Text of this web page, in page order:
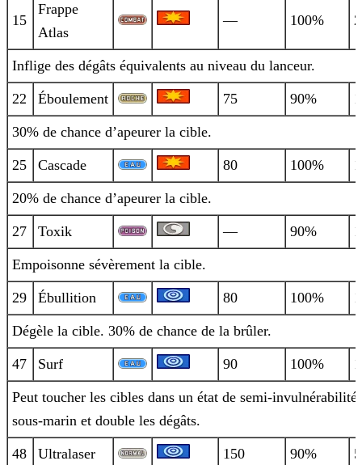
15
Frappe
Atlas
— 100%
Inflige des dégâts équivalents au niveau du lanceur.
22 Éboulement 75 90%
30% de chance d’apeurer la cible.
25 Cascade 80 100%
20% de chance d’apeurer la cible.
27 Toxik — 90%
Empoisonne sévèrement la cible.
29 Ébullition 80 100%
Dégèle la cible. 30% de chance de la brûler.
47 Surf 90 100%
Peut toucher les cibles dans un état de semi-invulnérabilité
sous-marin et double les dégâts.
48 Ultralaser 150 90% 5